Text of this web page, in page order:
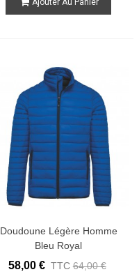
Ajouter Au Panier
Doudoune Légère Homme
Bleu Royal
58,00 € TTC 64,00 €